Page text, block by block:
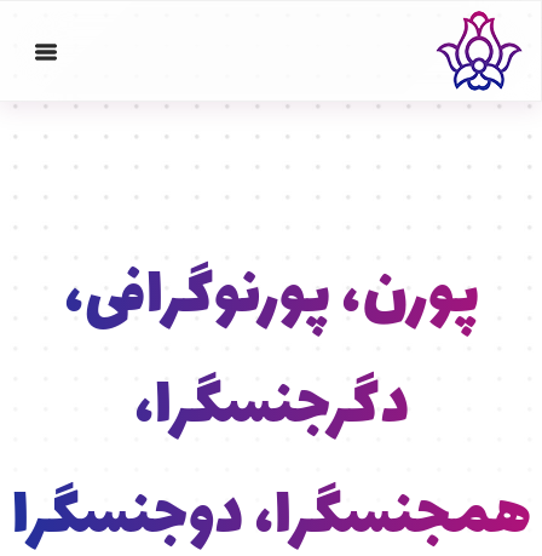
پورن، پورنوگرافی،
دگرجنسگرا،
همجنسگرا، دوجنسگرا